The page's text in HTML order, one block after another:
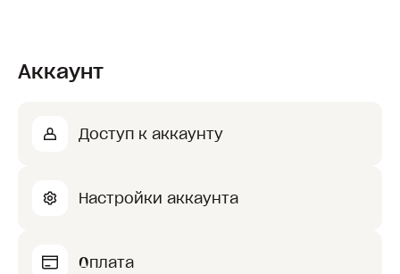
Аккаунт
Доступ к аккаунту
Настройки аккаунта
Оплата